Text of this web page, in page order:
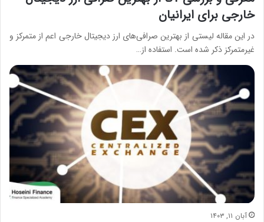
خارجی برای ایرانیان
در این مقاله لیستی از بهترین صرافی‌های ارز دیجیتال خارجی اعم از متمرکز و
غیرمتمرکز ذکر شده است. استفاده از…
آبان ۱۱, ۱۴۰۳